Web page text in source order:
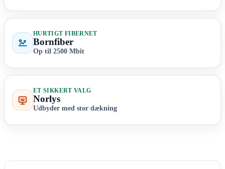
HURTIGT FIBERNET
Bornfiber
Op til 2500 Mbit
ET SIKKERT VALG
Norlys
Udbyder med stor dækning